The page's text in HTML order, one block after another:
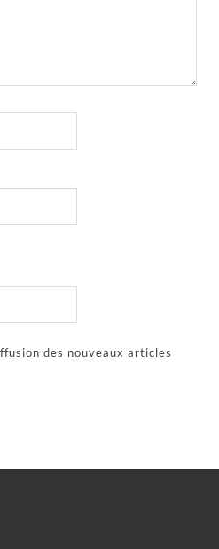
des nouveaux articles